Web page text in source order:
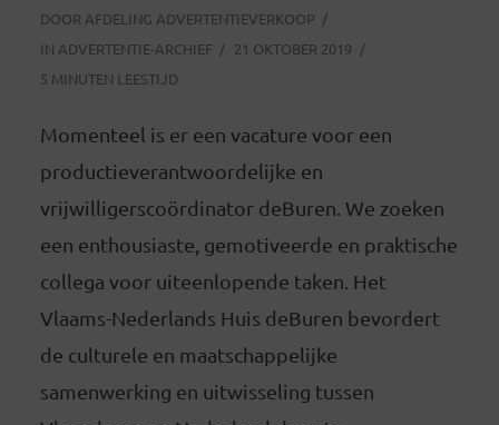
DOOR AFDELING ADVERTENTIEVERKOOP
IN ADVERTENTIE-ARCHIEF
21 OKTOBER 2019
5 MINUTEN LEESTIJD
Momenteel is er een vacature voor een
productieverantwoordelijke en
vrijwilligerscoördinator deBuren. We zoeken
een enthousiaste, gemotiveerde en praktische
collega voor uiteenlopende taken. Het
Vlaams-Nederlands Huis deBuren bevordert
de culturele en maatschappelijke
samenwerking en uitwisseling tussen